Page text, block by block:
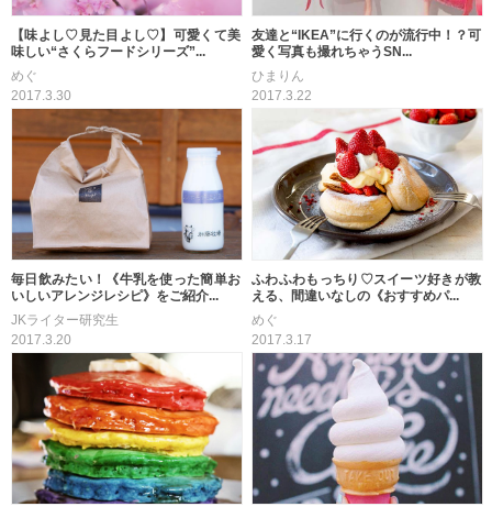
【味よし♡見た目よし♡】可愛くて美
味しい“さくらフードシリーズ”...
めぐ
2017.3.30
友達と“IKEA”に行くのが流行中！？可
愛く写真も撮れちゃうSN...
ひまりん
2017.3.22
毎日飲みたい！《牛乳を使った簡単お
いしいアレンジレシピ》をご紹介...
JKライター研究生
2017.3.20
ふわふわもっちり♡スイーツ好きが教
える、間違いなしの《おすすめパ...
めぐ
2017.3.17